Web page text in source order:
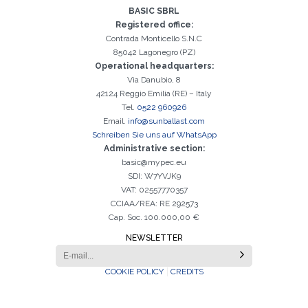
BASIC SBRL
Registered office:
Contrada Monticello S.N.C
85042 Lagonegro (PZ)
Operational headquarters:
Via Danubio, 8
42124 Reggio Emilia (RE) – Italy
Tel. 0522 960926
Email. info@sunballast.com
Schreiben Sie uns auf WhatsApp
Administrative section:
basic@mypec.eu
SDI: W7YVJK9
VAT: 02557770357
CCIAA/REA: RE 292573
Cap. Soc. 100.000,00 €
NEWSLETTER
COOKIE POLICY CREDITS